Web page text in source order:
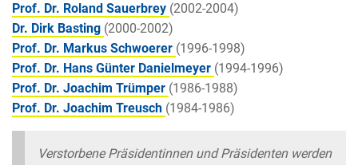
Prof. Dr. Roland Sauerbrey (2002-2004)
Dr. Dirk Basting (2000-2002)
Prof. Dr. Markus Schwoerer (1996-1998)
Prof. Dr. Hans Günter Danielmeyer (1994-1996)
Prof. Dr. Joachim Trümper (1986-1988)
Prof. Dr. Joachim Treusch (1984-1986)
Verstorbene Präsidentinnen und Präsidenten werden